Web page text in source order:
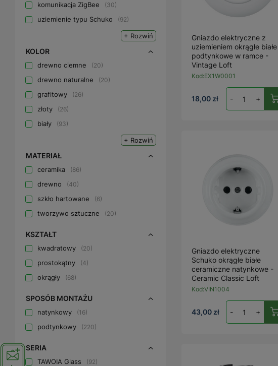
komunikacja ZigBee 30
uziemienie typu Schuko 92
+ Rozwiń
KOLOR
drewno ciemne 20
drewno naturalne 20
grafitowy 26
złoty 26
biały 93
+ Rozwiń
MATERIAŁ
ceramika 86
drewno 40
szkło hartowane 6
tworzywo sztuczne 20
KSZTAŁT
kwadratowy 20
prostokątny 4
okrągły 68
SPOSÓB MONTAŻU
natynkowy 16
podtynkowy 220
SERIA
TAWOIA Glass 92
Gniazdo elektryczne z
uziemieniem okrągłe białe
podtynkowe w ramce -
Vintage Loft
Kod:EX1W0001
18,00 zł - +
Gniazdo elektryczne
Schuko okrągłe białe
ceramiczne natynkowe -
Ceramic Classic Loft
Kod:VIN1004
43,00 zł - +